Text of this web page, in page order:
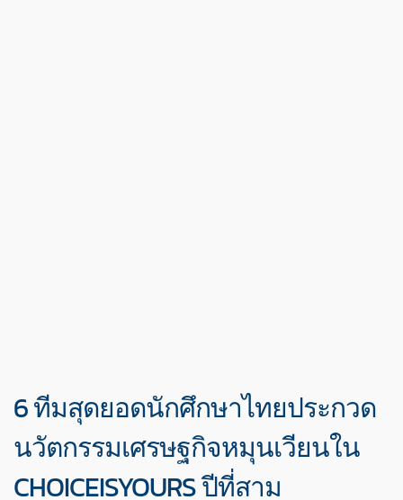
6 ทีมสุดยอดนักศึกษาไทยประกวด
นวัตกรรมเศรษฐกิจหมุนเวียนใน
CHOICEISYOURS ปีที่สาม